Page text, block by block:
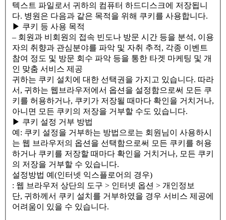
텍스트 파일로서 귀하의 컴퓨터 하드디스크에 저장됩니
다. 병원은 다음과 같은 목적을 위해 쿠키를 사용합니다.
▶ 쿠키 등 사용 목적
– 회원과 비회원의 접속 빈도나 방문 시간 등을 분석, 이용
자의 취향과 관심분야를 파악 및 자취 추적, 각종 이벤트
참여 정도 및 방문 회수 파악 등을 통한 타겟 마케팅 및 개
인 맞춤 서비스 제공
귀하는 쿠키 설치에 대한 선택권을 가지고 있습니다. 따라
서, 귀하는 웹브라우저에서 옵션을 설정함으로써 모든 쿠
키를 허용하거나, 쿠키가 저장될 때마다 확인을 거치거나,
아니면 모든 쿠키의 저장을 거부할 수도 있습니다.
▶ 쿠키 설정 거부 방법
예: 쿠키 설정을 거부하는 방법으로는 회원님이 사용하시
는 웹 브라우저의 옵션을 선택함으로써 모든 쿠키를 허용
하거나 쿠키를 저장할 때마다 확인을 거치거나, 모든 쿠키
의 저장을 거부할 수 있습니다.
설정방법 예(인터넷 익스플로어의 경우)
: 웹 브라우저 상단의 도구 > 인터넷 옵션 > 개인정보
단, 귀하께서 쿠키 설치를 거부하였을 경우 서비스 제공에
어려움이 있을 수 있습니다.